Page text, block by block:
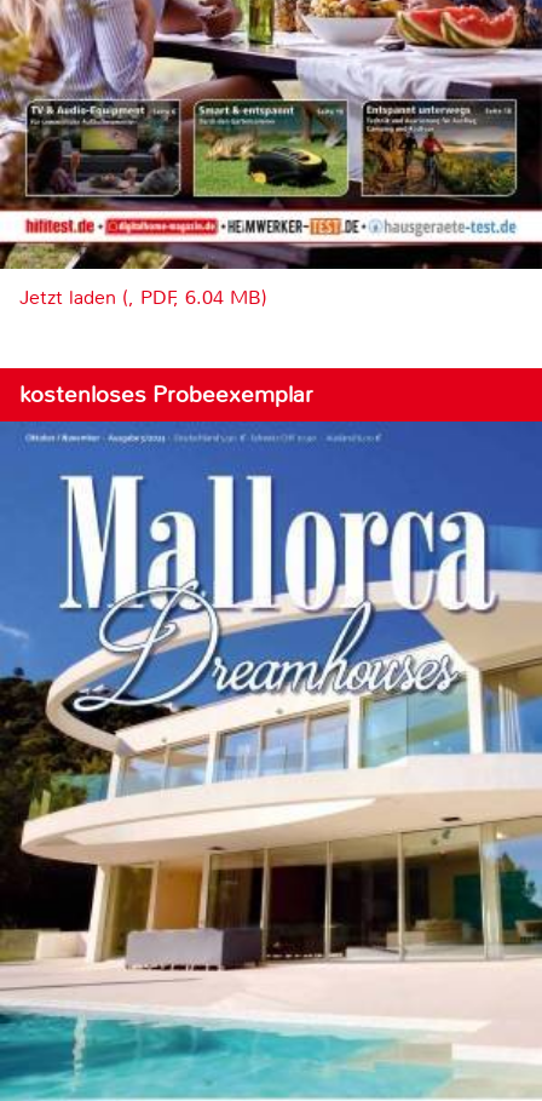
Jetzt laden (, PDF, 6.04 MB)
kostenloses Probeexemplar